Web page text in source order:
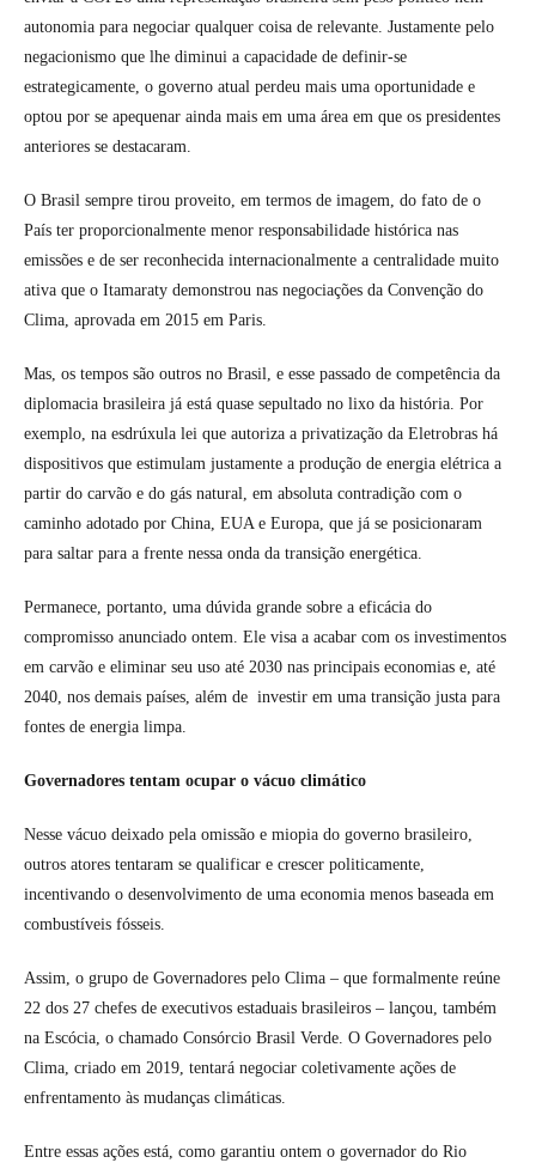
autonomia para negociar qualquer coisa de relevante. Justamente pelo
negacionismo que lhe diminui a capacidade de definir-se
estrategicamente, o governo atual perdeu mais uma oportunidade e
optou por se apequenar ainda mais em uma área em que os presidentes
anteriores se destacaram.
O Brasil sempre tirou proveito, em termos de imagem, do fato de o
País ter proporcionalmente menor responsabilidade histórica nas
emissões e de ser reconhecida internacionalmente a centralidade muito
ativa que o Itamaraty demonstrou nas negociações da Convenção do
Clima, aprovada em 2015 em Paris.
Mas, os tempos são outros no Brasil, e esse passado de competência da
diplomacia brasileira já está quase sepultado no lixo da história. Por
exemplo, na esdrúxula lei que autoriza a privatização da Eletrobras há
dispositivos que estimulam justamente a produção de energia elétrica a
partir do carvão e do gás natural, em absoluta contradição com o
caminho adotado por China, EUA e Europa, que já se posicionaram
para saltar para a frente nessa onda da transição energética.
Permanece, portanto, uma dúvida grande sobre a eficácia do
compromisso anunciado ontem. Ele visa a acabar com os investimentos
em carvão e eliminar seu uso até 2030 nas principais economias e, até
2040, nos demais países, além de investir em uma transição justa para
fontes de energia limpa.
Governadores tentam ocupar o vácuo climático
Nesse vácuo deixado pela omissão e miopia do governo brasileiro,
outros atores tentaram se qualificar e crescer politicamente,
incentivando o desenvolvimento de uma economia menos baseada em
combustíveis fósseis.
Assim, o grupo de Governadores pelo Clima – que formalmente reúne
22 dos 27 chefes de executivos estaduais brasileiros – lançou, também
na Escócia, o chamado Consórcio Brasil Verde. O Governadores pelo
Clima, criado em 2019, tentará negociar coletivamente ações de
enfrentamento às mudanças climáticas.
Entre essas ações está, como garantiu ontem o governador do Rio